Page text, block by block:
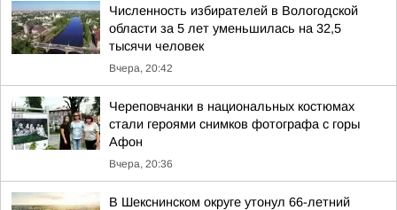
Численность избирателей в Вологодской
области за 5 лет уменьшилась на 32,5
тысячи человек
Вчера, 20:42
Череповчанки в национальных костюмах
стали героями снимков фотографа с горы
Афон
Вчера, 20:36
В Шекснинском округе утонул 66-летний